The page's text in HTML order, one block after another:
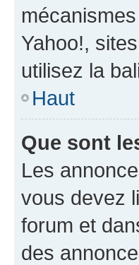
Yahoo!,
utilisez la
Haut
Que sont
Les
vous devez
forum et
des